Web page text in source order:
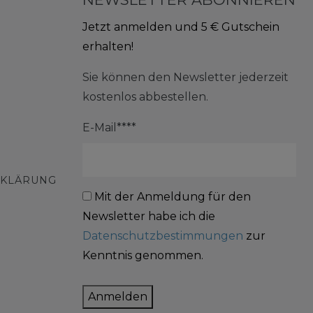
Jetzt anmelden und 5 € Gutschein
erhalten!
Sie können den Newsletter jederzeit
kostenlos abbestellen.
E-Mail****
Mit der Anmeldung für den
Newsletter habe ich die
Datenschutzbestimmungen zur
Kenntnis genommen.
Anmelden